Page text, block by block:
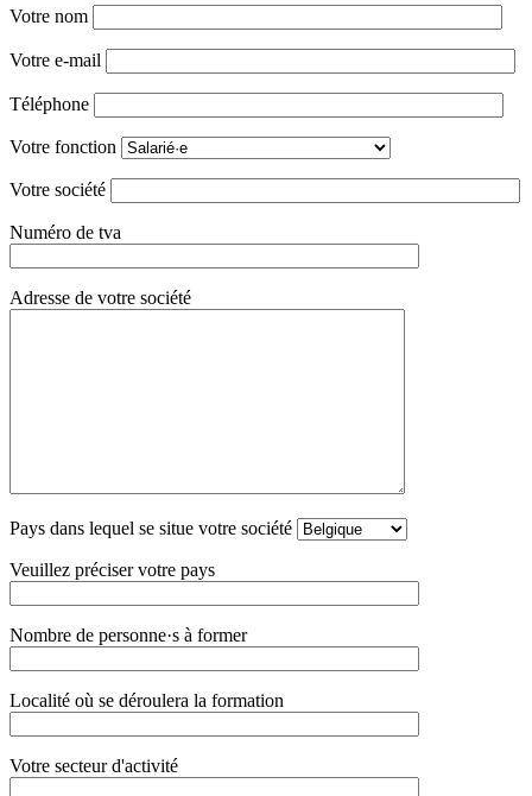
Votre nom
Votre e-mail
Téléphone
Votre fonction
Votre société
Numéro de tva
Adresse de votre société
Pays dans lequel se situe votre société
Veuillez préciser votre pays
Nombre de personne·s à former
Localité où se déroulera la formation
Votre secteur d'activité